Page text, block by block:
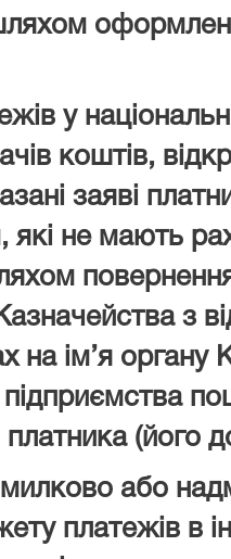
у
коштів,
заяві
які не мають
з
на ім’я
платника (його
або
платежів в